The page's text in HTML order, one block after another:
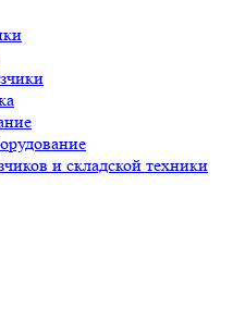
и складской техники